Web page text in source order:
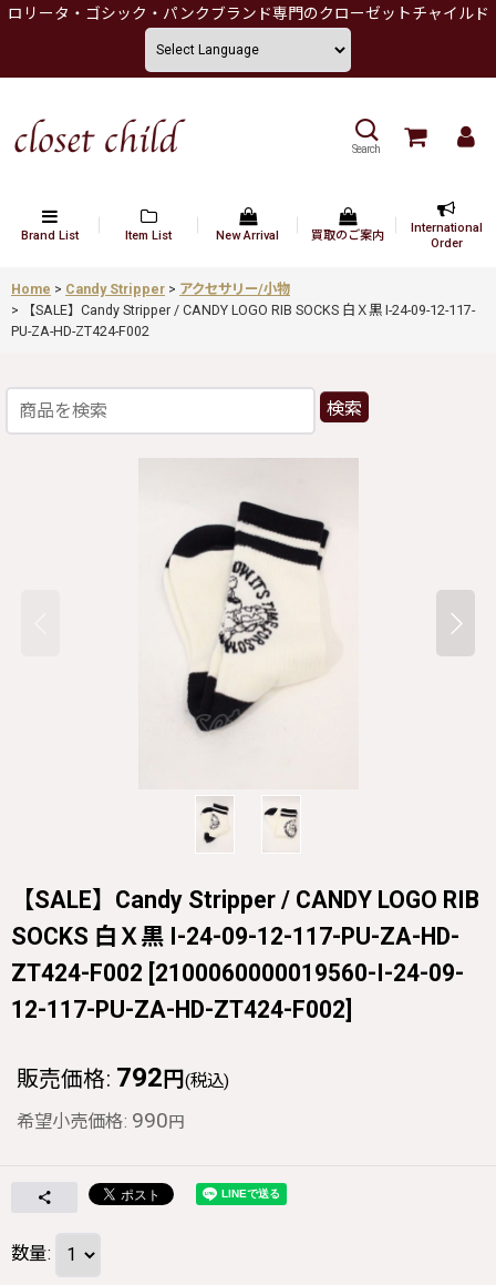
ロリータ・ゴシック・パンクブランド専門のクローゼットチャイルド
Search
Brand List Item List New Arrival 買取のご案内
International
Order
Home > Candy Stripper > アクセサリー/小物
>
【SALE】Candy Stripper / CANDY LOGO RIB SOCKS 白Ｘ黒 I-24-09-12-117-
PU-ZA-HD-ZT424-F002
検索
【SALE】Candy Stripper / CANDY LOGO RIB
SOCKS 白Ｘ黒 I-24-09-12-117-PU-ZA-HD-
ZT424-F002 [2100060000019560-I-24-09-
12-117-PU-ZA-HD-ZT424-F002]
販売価格: 792 円 (税込)
希望小売価格: 990円
数量: